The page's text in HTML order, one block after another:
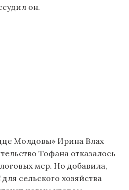
он.
Молдовы» Ирина Влах
Тофана отказалось
мер. Но добавила,
сельского хозяйства